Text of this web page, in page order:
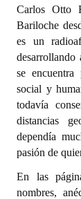
Proyectos
Actas de
Informes
Ejecución
Actas de
NORMATIVA
Carlos Otto
Bariloche
es un
desarrollando
se encuentra
social y
todavía
distancias
dependía
pasión de
En las
nombres,